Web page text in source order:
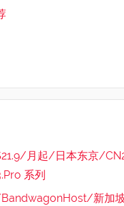
月起/日本东京/
系列
新加